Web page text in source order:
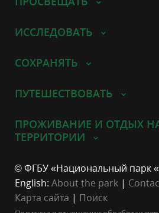
ИССЛЕДОВАТЬ
СОХРАНЯТЬ
ПУТЕШЕСТВОВАТЬ
ПРОЖИВАНИЕ И ОТДЫХ
ТЕРРИТОРИИ
© ФГБУ «Национальный парк
English: About the park |
Карта сайта | Поиск